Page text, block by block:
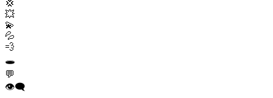
💢
💥
💫
💦
💨
🕳️
💬
👁️‍🗨️